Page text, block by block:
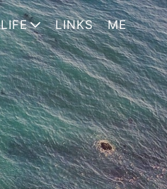
LIFE LINKS ME